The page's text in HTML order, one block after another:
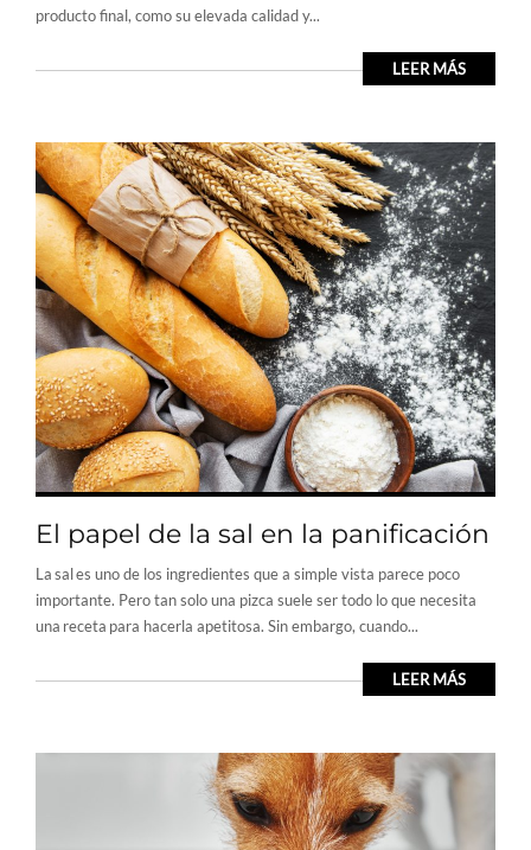
producto final, como su elevada calidad y...
LEER MÁS
El papel de la sal en la panificación
La sal es uno de los ingredientes que a simple vista parece poco
importante. Pero tan solo una pizca suele ser todo lo que necesita
una receta para hacerla apetitosa. Sin embargo, cuando...
LEER MÁS